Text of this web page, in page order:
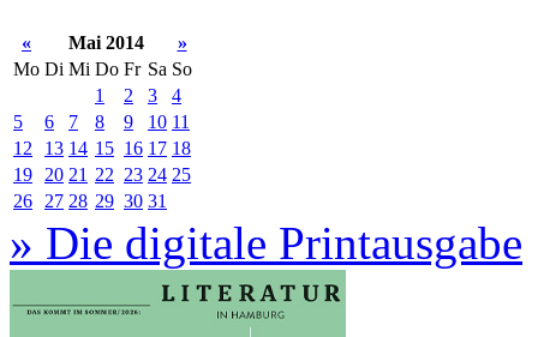
« Mai 2014
»
Mo Di Mi Do Fr Sa So
1
2 3
4
5
6 7 8 9 10 11
12
13 14 15 16 17 18
19
20 21 22 23 24 25
26
27 28 29 30 31
» Die digitale Printausgabe